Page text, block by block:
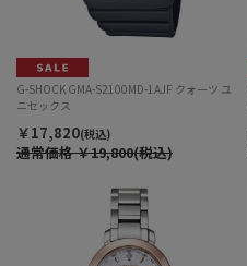
G-SHOCK GMA-S2100MD-1AJF クォーツ ユ
ニセックス
￥17,820(税込)
通常価格￥19,800(税込)